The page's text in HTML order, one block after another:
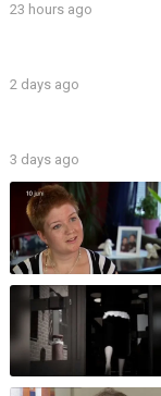
23 hours ago
2 days ago
3 days ago